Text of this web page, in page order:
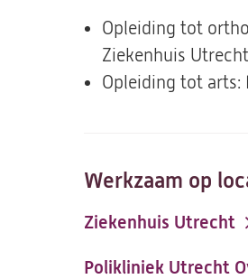
Opleiding tot
Ziekenhuis
Opleiding tot arts:
Werkzaam op
Ziekenhuis Utrecht
Polikliniek Utrecht